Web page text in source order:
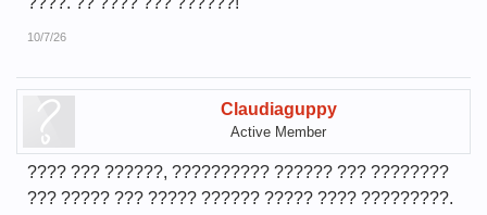
10/7/26
Claudiaguppy
Active Member
???? ??? ??????, ?????????? ?????? ??? ????????
??? ????? ??? ????? ?????? ????? ???? ?????????.